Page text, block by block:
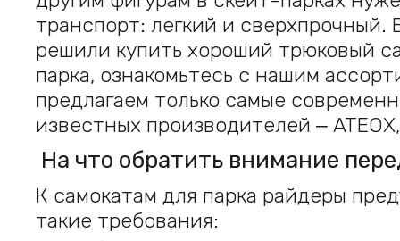
транспорт: легкий и сверхпрочный.
решили купить хороший трюковый
парка, ознакомьтесь с нашим
предлагаем только самые
известных производителей ‒
На что обратить внимание
К самокатам для парка райдеры
такие требования: